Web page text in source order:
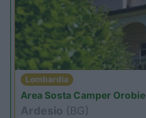
Lombardia
Area Sosta Camper Orobie
Ardesio (BG)